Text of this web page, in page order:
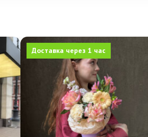
Доставка через 1 час